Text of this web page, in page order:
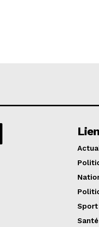
Sport
Santé